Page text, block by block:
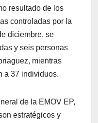
resultado de los
controladas por la
diciembre, se
y seis personas
mientras
a 37 individuos.
de la EMOV EP,
estratégicos y